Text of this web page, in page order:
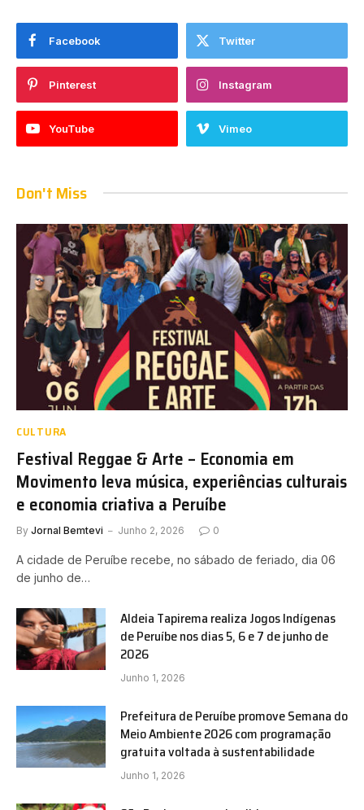
Facebook Twitter
Pinterest Instagram
YouTube Vimeo
Don't Miss
CULTURA
Festival Reggae & Arte – Economia em
Movimento leva música, experiências culturais
e economia criativa a Peruíbe
By Jornal Bemtevi Junho 2, 2026 0
A cidade de Peruíbe recebe, no sábado de feriado, dia 06
de junho de…
Aldeia Tapirema realiza Jogos Indígenas
de Peruíbe nos dias 5, 6 e 7 de junho de
2026
Junho 1, 2026
Prefeitura de Peruíbe promove Semana do
Meio Ambiente 2026 com programação
gratuita voltada à sustentabilidade
Junho 1, 2026